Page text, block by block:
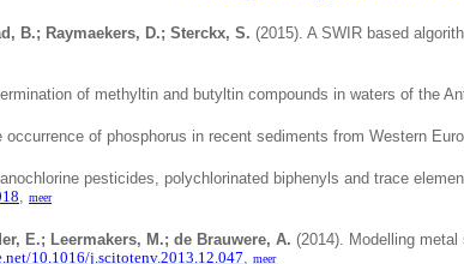
B.; Raymaekers, D.; Sterckx, S. (2015). A SWIR based
of methyltin and butyltin compounds in waters of the
of phosphorus in recent sediments from Western
pesticides, polychlorinated biphenyls and trace
meer
E.; Leermakers, M.; de Brauwere, A. (2014). Modelling
10.1016/j.scitotenv.2013.12.047 meer